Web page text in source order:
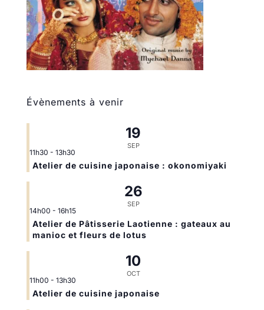
Évènements à venir
19
SEP
11h30 - 13h30
Atelier de cuisine japonaise : okonomiyaki
26
SEP
14h00 - 16h15
Atelier de Pâtisserie Laotienne : gateaux au
manioc et fleurs de lotus
10
OCT
11h00 - 13h30
Atelier de cuisine japonaise